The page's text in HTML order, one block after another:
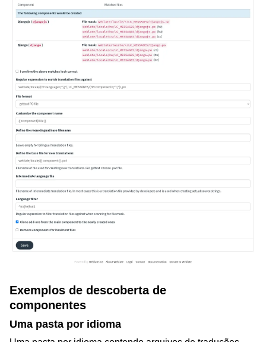
Exemplos de descoberta de
componentes
Uma pasta por idioma